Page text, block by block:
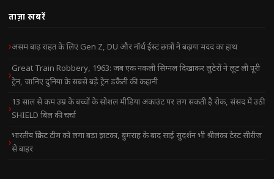
ताज़ा खबरें
असम बाढ़ राहत के लिए Gen Z, DU और नॉर्थ ईस्ट छात्रों ने बढ़ाया मदद का हाथ
Great Train Robbery, 1963: जब एक नकली सिग्नल दिखाकर लुटेरों ने लूट ली पूरी
ट्रेन, जानिए दुनिया के सबसे बड़े ट्रेन डकैती की कहानी
13 साल से कम उम्र के बच्चों के सोशल मीडिया अकाउंट पर लग सकती है रोक, संसद में उठी
SHIELD बिल की चर्चा
भारतीय क्रिकेट टीम को लगा बड़ा झटका, बुमराह के बाद साई सुदर्शन भी श्रीलंका टेस्ट सीरीज
से बाहर